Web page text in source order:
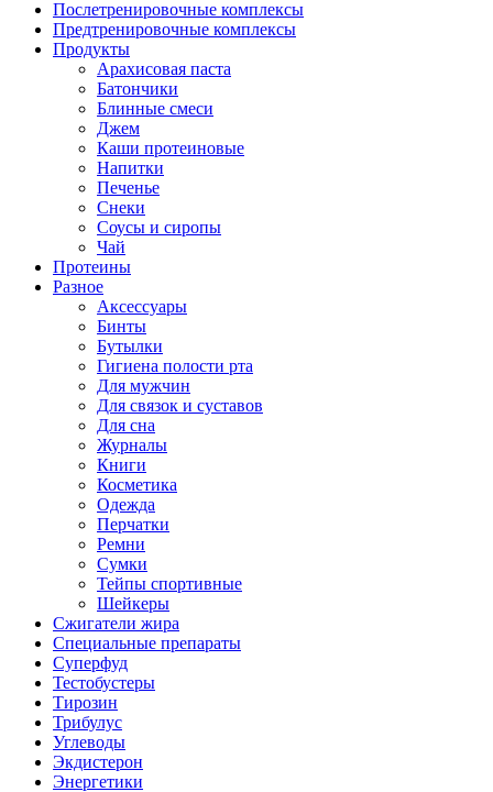
Послетренировочные комплексы
Предтренировочные комплексы
Продукты
Арахисовая паста
Батончики
Блинные смеси
Джем
Каши протеиновые
Напитки
Печенье
Снеки
Соусы и сиропы
Чай
Протеины
Разное
Аксессуары
Бинты
Бутылки
Гигиена полости рта
Для мужчин
Для связок и суставов
Для сна
Журналы
Книги
Косметика
Одежда
Перчатки
Ремни
Сумки
Тейпы спортивные
Шейкеры
Сжигатели жира
Специальные препараты
Суперфуд
Тестобустеры
Тирозин
Трибулус
Углеводы
Экдистерон
Энергетики